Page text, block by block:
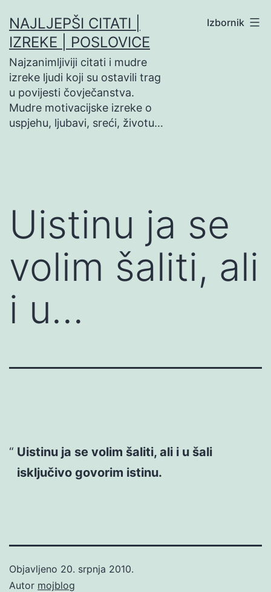
na
sadržaj
NAJLJEPŠI CITATI |
IZREKE | POSLOVICE
Najzanimljiviji citati i mudre
izreke ljudi koji su ostavili trag
u povijesti čovječanstva.
Mudre motivacijske izreke o
uspjehu, ljubavi, sreći, životu…
Izbornik
Uistinu ja se
volim šaliti, ali
i u…
Uistinu ja se volim šaliti, ali i u šali
isključivo govorim istinu.
Objavljeno 20. srpnja 2010.
Autor mojblog